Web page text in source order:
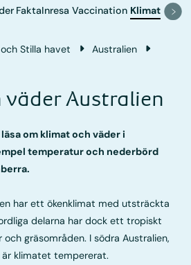
FaktaInresa Vaccination Klimat
Stilla havet
Australien
väder Australien
om klimat och väder i
temperatur och nederbörd
har ett ökenklimat med utsträckta
delarna har dock ett tropiskt
gräsområden. I södra Australien,
klimatet tempererat.